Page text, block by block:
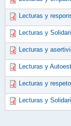
Lecturas y
Lecturas y
Lecturas y
Lecturas y
Lecturas y
Lecturas y